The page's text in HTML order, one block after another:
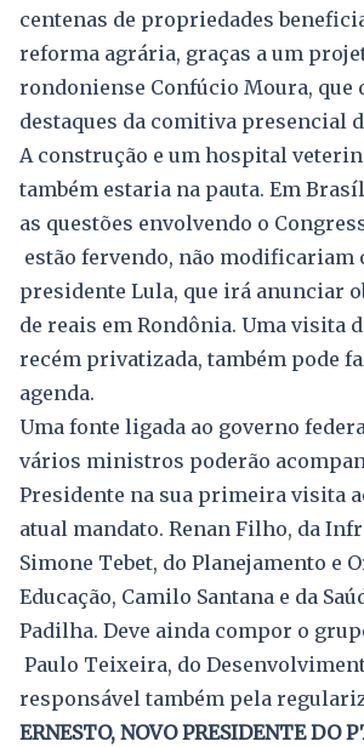
centenas de propriedades
reforma agrária, graças a um
rondoniense Confúcio Moura, que
destaques da comitiva presencial
A construção e um hospital
também estaria na pauta. Em
as questões envolvendo o
estão fervendo, não modificariam
presidente Lula, que irá anunciar
de reais em Rondônia. Uma visita
recém privatizada, também pode
agenda.
Uma fonte ligada ao governo
vários ministros poderão
Presidente na sua primeira visita
atual mandato. Renan Filho, da
Simone Tebet, do Planejamento e
Educação, Camilo Santana e da
Padilha. Deve ainda compor o
Paulo Teixeira, do
responsável também pela
ERNESTO, NOVO PRESIDENTE DO